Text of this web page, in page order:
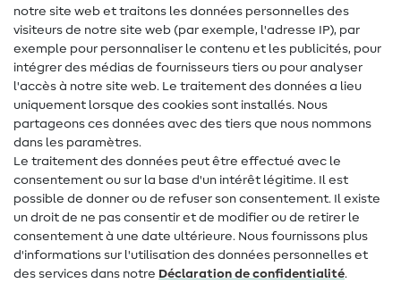
Lexique de couture
Tutos de couture
Aide & contact
Contact
Changement de propriétaire
FAQ
Droit de rétractation
Populaire
notre site web et traitons les données personnelles des
visiteurs de notre site web (par exemple, l'adresse IP), par
exemple pour personnaliser le contenu et les publicités, pour
intégrer des médias de fournisseurs tiers ou pour analyser
l'accès à notre site web. Le traitement des données a lieu
uniquement lorsque des cookies sont installés. Nous
partageons ces données avec des tiers que nous nommons
dans les paramètres.
Le traitement des données peut être effectué avec le
consentement ou sur la base d'un intérêt légitime. Il est
possible de donner ou de refuser son consentement. Il existe
un droit de ne pas consentir et de modifier ou de retirer le
consentement à une date ultérieure. Nous fournissons plus
d'informations sur l'utilisation des données personnelles et
des services dans notre Déclaration de confidentialité.